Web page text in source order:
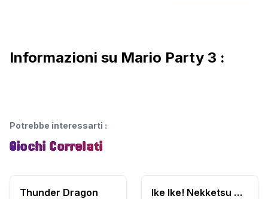
Informazioni su Mario Party 3 :
Potrebbe interessarti :
Giochi Correlati
Thunder Dragon Ike Ike! Nekketsu Hockey-bu: Subette Koronde Dairantou